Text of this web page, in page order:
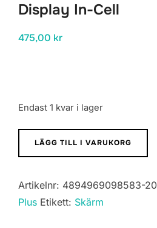
Display In-Cell
475,00 kr
Endast 1 kvar i lager
Phone
16
Skärm
med
LÄGG TILL I VARUKORG
Artikelnr: 4894969098583-20
Plus Etikett: Skärm